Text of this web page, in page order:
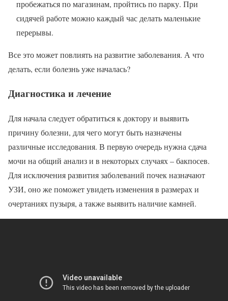
пробежаться по магазинам, пройтись по парку. При
сидячей работе можно каждый час делать маленькие
перерывы.
Все это может повлиять на развитие заболевания. А что
делать, если болезнь уже началась?
Диагностика и лечение
Для начала следует обратиться к доктору и выявить
причину болезни, для чего могут быть назначены
различные исследования. В первую очередь нужна сдача
мочи на общий анализ и в некоторых случаях – бакпосев.
Для исключения развития заболеваний почек назначают
УЗИ, оно же поможет увидеть изменения в размерах и
очертаниях пузыря, а также выявить наличие камней.